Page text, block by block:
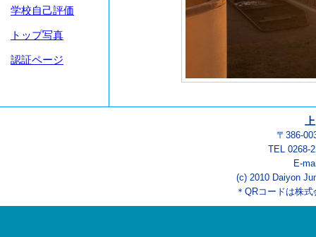
学校自己評価
トップ写真
認証ページ
〒386-
TEL
E-
(c) 2010 Daiyon
＊QRコードは株